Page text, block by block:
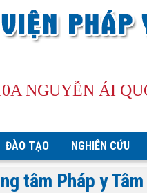
NGUYỄN ÁI
ĐÀO TẠO NGHIÊN CỨU
tâm Pháp y